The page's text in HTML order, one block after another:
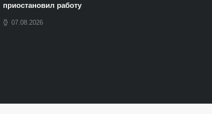
приостановил работу
07.08.2026